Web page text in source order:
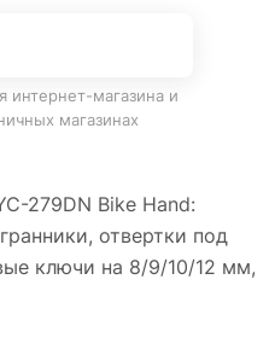
интернет-магазина и
магазинах
279DN Bike Hand:
отвертки под
ключи на 8/9/10/12 мм,